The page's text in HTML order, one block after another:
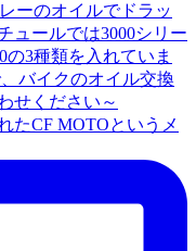
たCF MOTOというメ